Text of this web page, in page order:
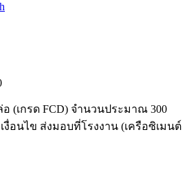
(เกรด FCD) จำนวนประมาณ 300
อนไข ส่งมอบที่โรงงาน (เครือซิเมนต์